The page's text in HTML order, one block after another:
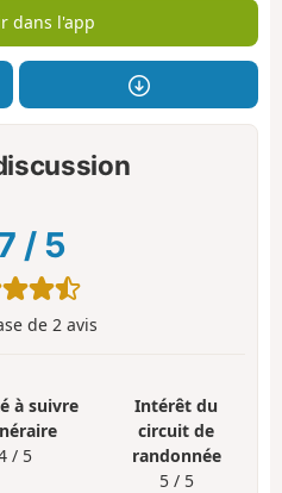
dans l'app
/ 5
de 2 avis
à suivre
/ 5
Intérêt du
circuit de
randonnée
5 / 5